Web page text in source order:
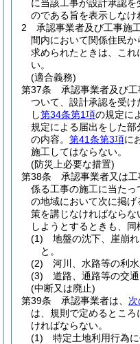
に当該工事が設計承認
のである旨を表示しなけ
2
承認事業者及び工事施工
間内において関係住民
求められたときは、こ
い。
(適合義務)
第37条
承認事業者及び
ついて、設計承認を受け
し第34条第1項の規定に
規定による届出をした
の内容。 第41条第3項に
施工してはならない。
(防災上必要な措置)
第38条
承認事業者又は
係る工事の施工に当たっ
の地域において次に掲
策を講じなければならな
しようとするときも、同
(1)
地盤の沈下、崖崩
と。
(2)
河川、水路等の利
(3)
道路、通路等の交
(中断又は廃止)
第39条
承認事業者は、
は、規則で定めるとこ
ければならない。
(1)
特定土地利用行為